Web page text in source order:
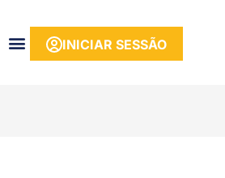
INICIAR SESSÃO